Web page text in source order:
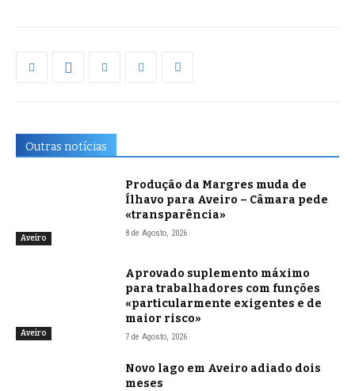
Outras notícias
Aveiro
Produção da Margres muda de
Ílhavo para Aveiro – Câmara pede
«transparência»
8 de Agosto, 2026
Aveiro
Aprovado suplemento máximo
para trabalhadores com funções
«particularmente exigentes e de
maior risco»
7 de Agosto, 2026
Novo lago em Aveiro adiado dois
meses